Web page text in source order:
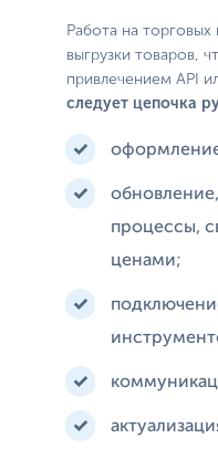
Работа на
выгрузки товаров,
привлечением API
следует цепочка
процессы,
ценами;